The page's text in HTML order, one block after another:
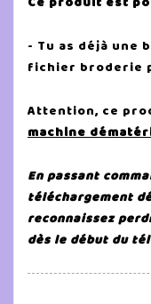
- Tu as déjà une
fichier broderie
Attention, ce
machine
En passant
téléchargement
reconnaissez
dès le début du